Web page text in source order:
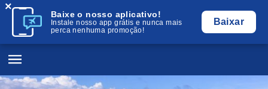
Baixe o nosso aplicativo!
Instale nosso app grátis e nunca mais
perca nenhuma promoção!
Baixar
×